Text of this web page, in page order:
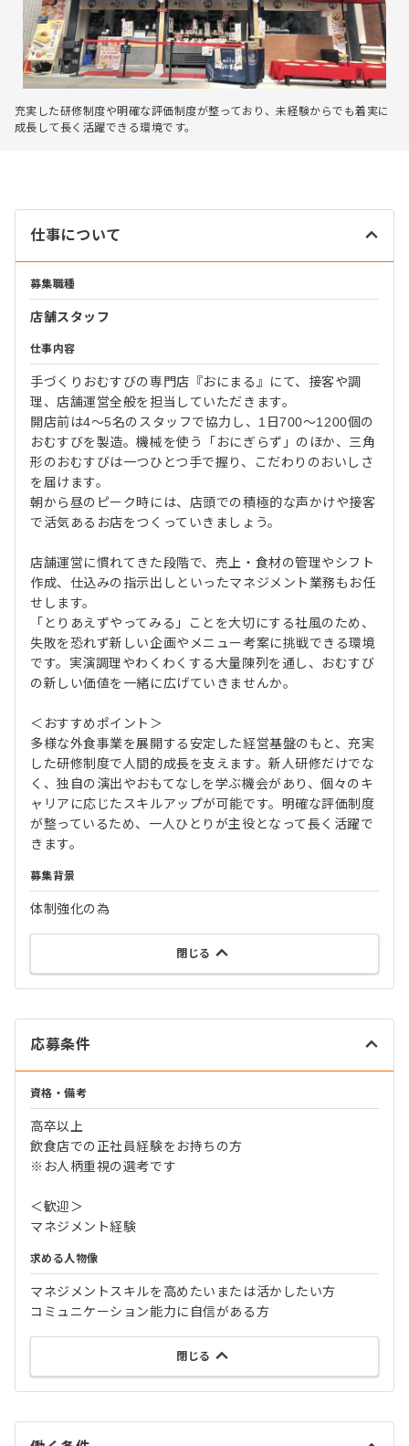
充実した研修制度や明確な評価制度が整っており、未経験からでも着実に
成長して長く活躍できる環境です。
仕事について
募集職種
店舗スタッフ
仕事内容
手づくりおむすびの専門店『おにまる』にて、接客や調
理、店舗運営全般を担当していただきます。
開店前は4～5名のスタッフで協力し、1日700～1200個の
おむすびを製造。機械を使う「おにぎらず」のほか、三角
形のおむすびは一つひとつ手で握り、こだわりのおいしさ
を届けます。
朝から昼のピーク時には、店頭での積極的な声かけや接客
で活気あるお店をつくっていきましょう。
店舗運営に慣れてきた段階で、売上・食材の管理やシフト
作成、仕込みの指示出しといったマネジメント業務もお任
せします。
「とりあえずやってみる」ことを大切にする社風のため、
失敗を恐れず新しい企画やメニュー考案に挑戦できる環境
です。実演調理やわくわくする大量陳列を通し、おむすび
の新しい価値を一緒に広げていきませんか。
＜おすすめポイント＞
多様な外食事業を展開する安定した経営基盤のもと、充実
した研修制度で人間的成長を支えます。新人研修だけでな
く、独自の演出やおもてなしを学ぶ機会があり、個々のキ
ャリアに応じたスキルアップが可能です。明確な評価制度
が整っているため、一人ひとりが主役となって長く活躍で
きます。
募集背景
体制強化の為
閉じる
応募条件
資格・備考
高卒以上
飲食店での正社員経験をお持ちの方
※お人柄重視の選考です
＜歓迎＞
マネジメント経験
求める人物像
マネジメントスキルを高めたいまたは活かしたい方
コミュニケーション能力に自信がある方
閉じる